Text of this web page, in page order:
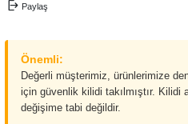
Paylaş
Önemli:
Değerli müşterimiz, ürünlerimize
için güvenlik kilidi takılmıştır. Kilidi
değişime tabi değildir.